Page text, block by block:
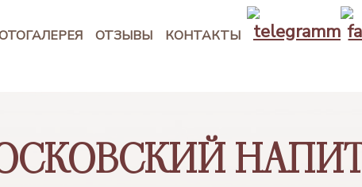
ОТЗЫВЫ
КОНТАКТЫ